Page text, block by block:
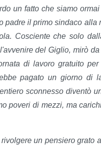
un fatto che siamo
padre il primo sindaco
Cosciente che solo
del Giglio, mirò
di lavoro gratuito
pagato un giorno di
sconnesso diventò
poveri di mezzi, ma
un pensiero grato